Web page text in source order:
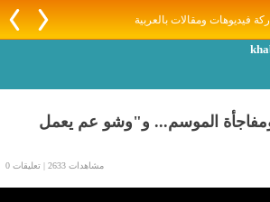
فيديوهات ومقالات بالعربية
ومفاجأة الموسم... و"وشو عم يعمل
مشاهدات 2633 | تعليقات 0